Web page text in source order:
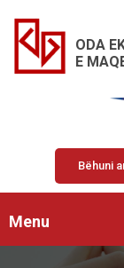
ODA
E
Bëhuni
Menu